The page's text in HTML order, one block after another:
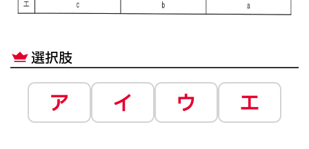
選択肢
ア イ ウ エ